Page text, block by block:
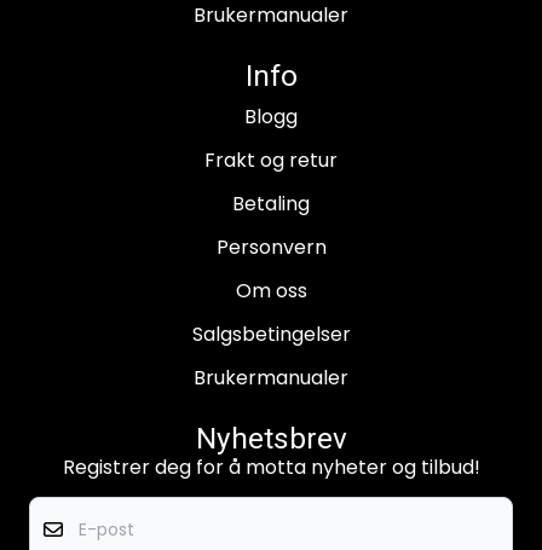
Brukermanualer
Info
Blogg
Frakt og retur
Betaling
Personvern
Om oss
Salgsbetingelser
Brukermanualer
Nyhetsbrev
Registrer deg for å motta nyheter og tilbud!